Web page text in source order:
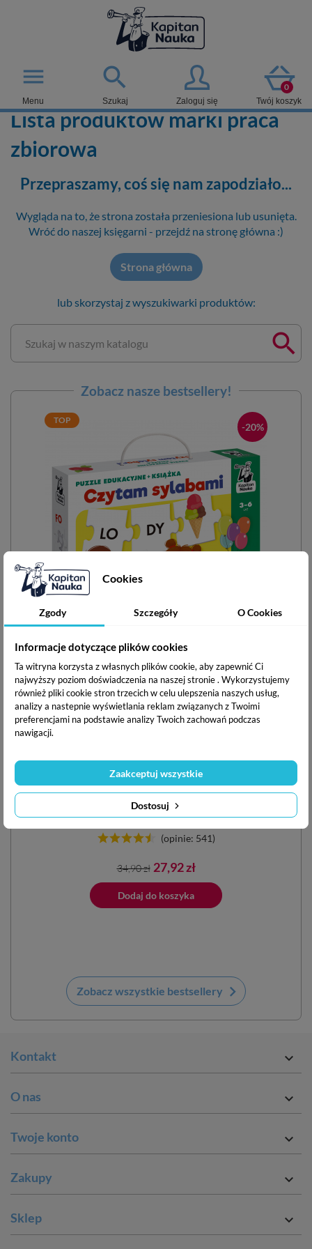

Szukaj Zaloguj się
0
Twój koszyk
menu
Menu
Lista produktów marki praca
zbiorowa
Przepraszamy, coś się nam zapodziało...
Wygląda na to, że strona została przeniesiona lub usunięta.
Wróć do naszej księgarni - przejdź na stronę główna :)
Strona główna
lub skorzystaj z wyszukiwarki produktów:

Zobacz nasze bestsellery!
TOP
-20%
Czytam sylabami. Puzzle edukacyjne + książka
Wiek: 3-6 lat
(opinie: 541)
Cena
podstawowa
34,90 zł Cena
27,92 zł
Dodaj do koszyka
Zobacz wszystkie bestsellery keyboard_arrow_right
Kontakt 
Cookies
Zgody Szczegóły O Cookies
Informacje dotyczące plików cookies
Ta witryna korzysta z własnych plików cookie, aby zapewnić Ci
najwyższy poziom doświadczenia na naszej stronie . Wykorzystujemy
również pliki cookie stron trzecich w celu ulepszenia naszych usług,
analizy a nastepnie wyświetlania reklam związanych z Twoimi
preferencjami na podstawie analizy Twoich zachowań podczas
nawigacji.
Dostosuj
Zaakceptuj wszystkie
O nas 
Twoje konto 
Zakupy 
Sklep 